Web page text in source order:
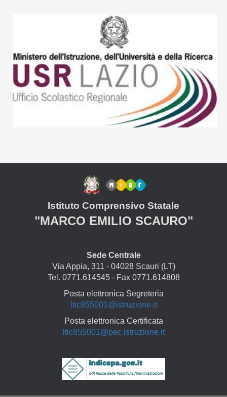
Istituto Comprensivo Statale
"MARCO EMILIO SCAURO"
Sede Centrale
Via Appia, 311 - 04028 Scauri (LT)
Tel. 0771.614545 - Fax 0771.614808
Posta elettronica Segreteria
ltic855001@istruzione.it
Posta elettronica Certificata
ltic855001@pec.istruzione.it